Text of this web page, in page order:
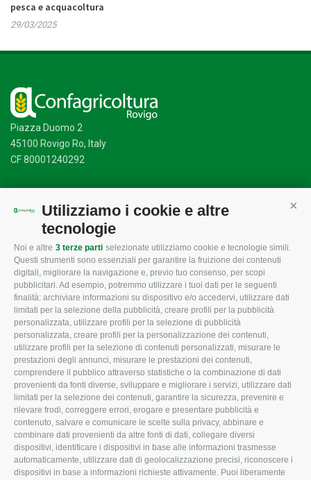
Utilizziamo i cookie e altre
tecnologie
Noi e altre 3 terze parti selezionate utilizziamo cookie e tecnologie simili.
Questi strumenti sono essenziali per garantire la fruizione dei contenuti
digitali, migliorare la navigazione e, previo tuo consenso, per scopi
pubblicitari. Ad esempio, potremmo utilizzare i tuoi dati per le seguenti
finalità: archiviare informazioni su dispositivo e/o accedervi, utilizzare dati
limitati per la selezione della pubblicità, creare profili per la pubblicità
personalizzata, utilizzare profili per la selezione di pubblicità
personalizzata, creare profili per la personalizzazione dei contenuti,
utilizzare profili per la selezione di contenuti personalizzati, misurare le
prestazioni degli annunci, misurare le prestazioni dei contenuti,
comprendere il pubblico attraverso statistiche o la combinazione di dati
provenienti da fonti diverse, sviluppare e migliorare i servizi, utilizzare dati
limitati per la selezione dei contenuti, garantire la sicurezza, prevenire e
rilevare frodi, correggere errori, erogare e presentare pubblicità e
contenuto, salvare e comunicare le scelte sulla privacy, abbinare e
combinare dati provenienti da altre fonti di dati, collegare diversi
dispositivi, identificare i dispositivi in base alle informazioni trasmesse
automaticamente, utilizzare dati di geolocalizzazione precisi, riconoscere i
dispositivi in base a informazioni richieste attivamente. Puoi liberamente
pesca e acquacoltura
29/03/2025
Piazza Duomo 2
45100 Rovigo Ro, Italy
CF 80001240292
Mappa del sito/Privacy Policy/Cookie Policy
CONFAGRICOLTURA
ROVIGO
L'Associazione
Missione e Progetto
Organigramma aziendale
I Nostri Servizi
Uffici della Sede provinciale
Le Sedi di Zona
Agricoltori S.r.l.
Whistleblowing
Confagricoltura Rovigo e
CONFAGRICOLTURA
INFORMA
Tecnico
Fiscale
Lavoro
Ambiente
Associazione
CONFAGRICOLTURA ATTIVA
Notizie in evidenza
Eventi